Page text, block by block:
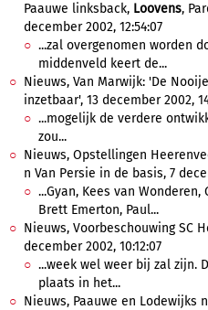
Paauwe linksback, Loovens,
december 2002, 12:54:07
...zal overgenomen worden
middenveld keert de...
Nieuws, Van Marwijk: 'De
inzetbaar', 13 december 2002,
...mogelijk de verdere
zou...
Nieuws, Opstellingen
n Van Persie in de basis, 7
...Gyan, Kees van Wonderen,
Brett Emerton, Paul...
Nieuws, Voorbeschouwing SC
december 2002, 10:12:07
...week wel weer bij zal zijn.
plaats in het...
Nieuws, Paauwe en Lodewijks